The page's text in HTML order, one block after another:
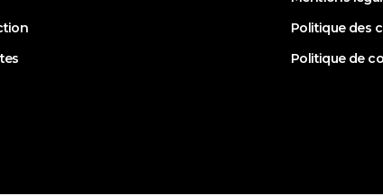
Politique des
Politique de